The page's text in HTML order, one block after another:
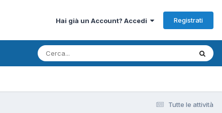
Hai già un Account? Accedi Registrati
Tutte le attività